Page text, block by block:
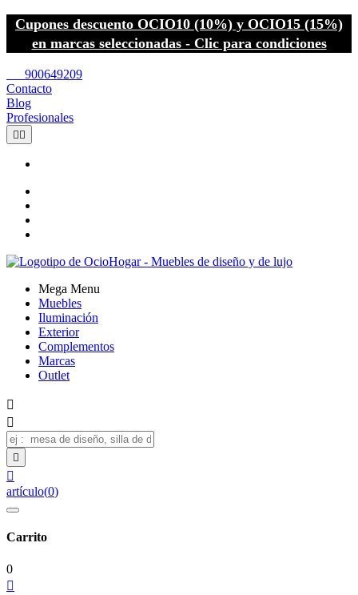
Cupones descuento OCIO10 (10%) y OCIO15 (15%)
en marcas seleccionadas - Clic para condiciones
900649209
Contacto
Blog
Profesionales
 
Mega Menu
Muebles
Iluminación
Exterior
Complementos
Marcas
Outlet




artículo(0)
Carrito
0
